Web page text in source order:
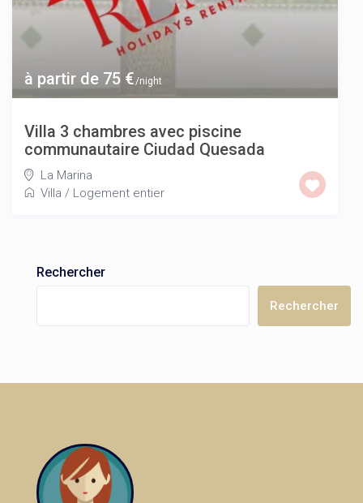
à partir de 75 €/night
Villa 3 chambres avec piscine
communautaire Ciudad Quesada
La Marina
Villa / Logement entier
Rechercher
Rechercher